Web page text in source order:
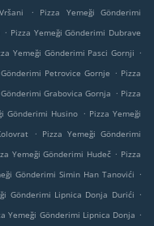
.
Pizza Yemeği Gönderimi
. Pizza Yemeği Gönderimi Dubrave
Yemeği Gönderimi Pasci Gornji .
Petrovice Gornje . Pizza
Grabovica Gornja . Pizza
Gönderimi Husino . Pizza Yemeği
. Pizza Yemeği Gönderimi
Yemeği Gönderimi Hudeč . Pizza
Gönderimi Simin Han Tanovići .
Gönderimi Lipnica Donja Durići .
Yemeği Gönderimi Lipnica Donja .